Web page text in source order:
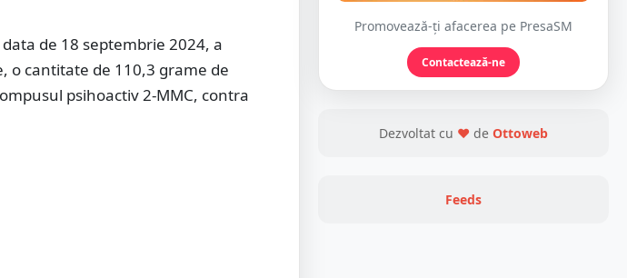
de 18 septembrie 2024, a
o cantitate de 110,3 grame de
psihoactiv 2-MMC, contra
Promovează-ți afacerea pe PresaSM
Contactează-ne
Dezvoltat cu ❤ de Ottoweb
Feeds